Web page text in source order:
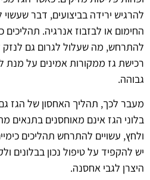
להרגיש ירידה בביצועים, דבר שעשוי
החימום או לבזבוז אנרגיה. תהליכים
להתרחש, מה שעלול לגרום גם לנזק
רכישת גז ממקורות אמינים על מנת
גבוהה.
מעבר לכך, תהליך האחסון של הגז
בלוני הגז אינם מאוחסנים בתנאים
ולחץ, עשויים להתרחש תהליכים
יש להקפיד על טיפול נכון בבלונים
היצרן לגבי אחסנה.